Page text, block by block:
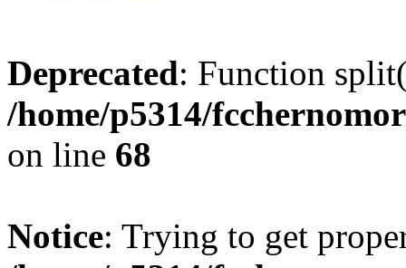
Deprecated: Function
/home/p5314/
on line 68
Notice: Trying to get